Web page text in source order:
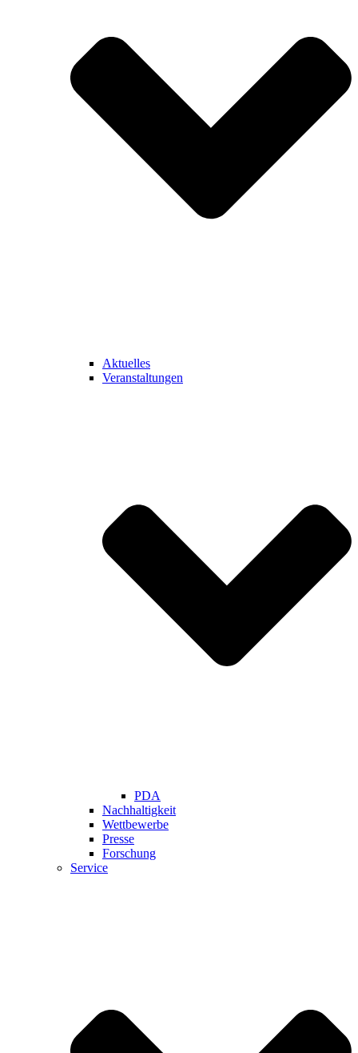
Aktuelles
Veranstaltungen
PDA
Nachhaltigkeit
Wettbewerbe
Presse
Forschung
Service